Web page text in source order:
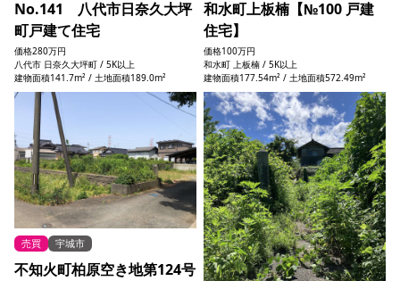
No.141 八代市日奈久大坪
町戸建て住宅
価格280万円
八代市 日奈久大坪町 / 5K以上
建物面積141.7m² / 土地面積189.0m²
和水町上板楠【№100 戸建
住宅】
価格100万円
和水町 上板楠 / 5K以上
建物面積177.54m² / 土地面積572.49m²
売買 宇城市
不知火町柏原空き地第124号